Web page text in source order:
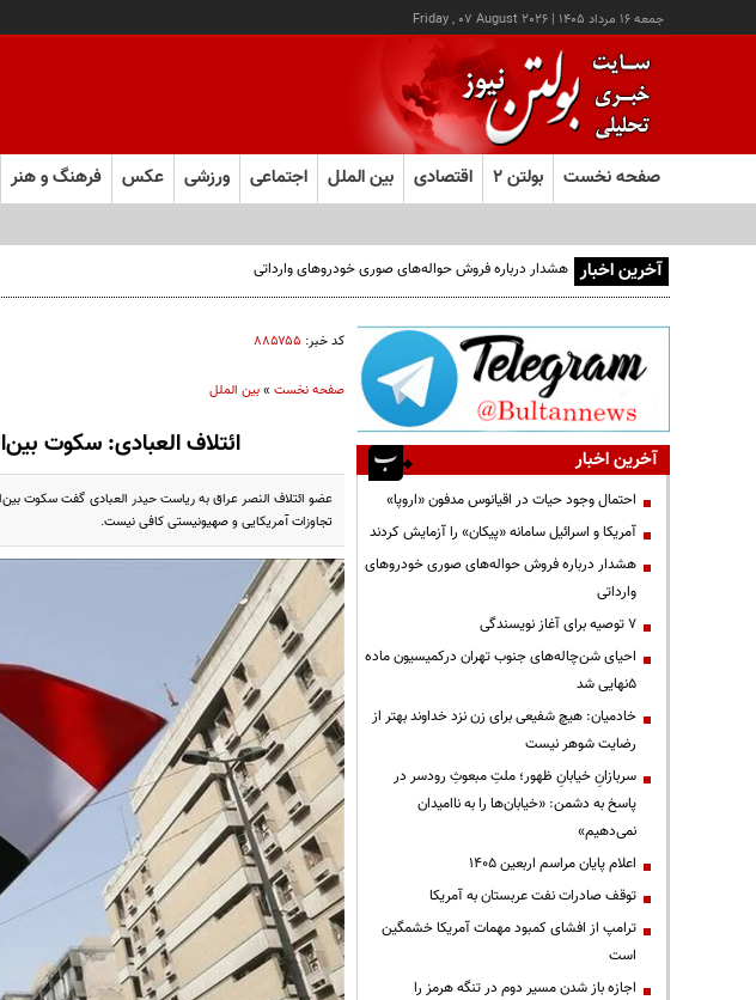
جمعه ۱۶ مرداد ۱۴۰۵ |
Friday , 07 August 2026
صفحه نخست بولتن ۲ اقتصادی بین الملل اجتماعی ورزشی عکس فرهنگ و هنر
آخرین اخبار هشدار درباره فروش حواله‌های صوری خودروهای وارداتی
کد خبر: ۸۸۵۷۵۵
صفحه نخست»بین الملل
ائتلاف العبادی: سکوت
عضو ائتلاف النصر عراق به ریاست حیدر العبادی گفت سکوت
تجاوزات آمریکایی و صهیونیستی کافی نیست.
آخرین اخبار
احتمال وجود حیات در اقیانوس مدفون «اروپا»
آمریکا و اسرائیل سامانه «پیکان» را آزمایش کردند
هشدار درباره فروش حواله‌های صوری خودروهای
وارداتی
۷ توصیه برای آغاز نویسندگی
احیای شن‌چاله‌های جنوب تهران درکمیسیون ماده
۵نهایی شد
خادمیان: هیچ شفیعی برای زن نزد خداوند بهتر از
رضایت شوهر نیست
سربازانِ خیابانِ ظهور؛ ملتِ مبعوثِ رودسر در
پاسخ به دشمن: «خیابان‌ها را به ناامیدان
نمی‌دهیم»
اعلام پایان مراسم اربعین ۱۴۰۵
توقف صادرات نفت عربستان به آمریکا
ترامپ از افشای کمبود مهمات آمریکا خشمگین
است
اجازه باز شدن مسیر دوم در تنگه هرمز را